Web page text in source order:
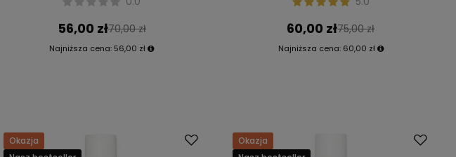
56,00 zł70,00 zł
Najniższa cena: 56,00 zł
60,00 zł75,00 zł
Najniższa cena: 60,00 zł
Okazja
Okazja